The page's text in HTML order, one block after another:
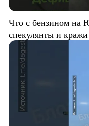
Что с бензином на
спекулянты и